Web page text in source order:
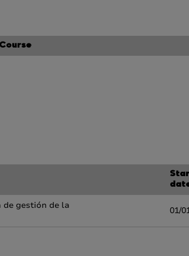
Course
de gestión de la
01/